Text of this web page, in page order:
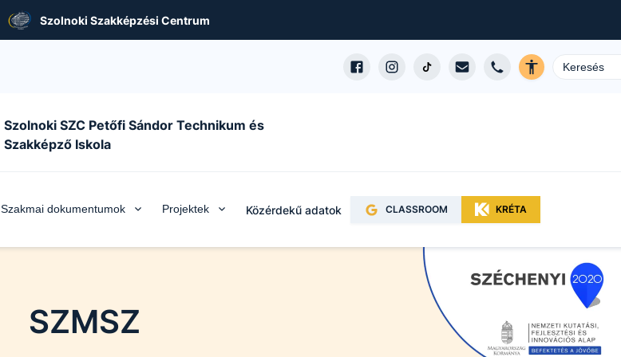
Szolnoki Szakképzési Centrum
Szolnoki SZC Petőfi Sándor Technikum és
Szakképző Iskola
Szakmai dokumentumok Projektek Közérdekű adatok CLASSROOM KRÉTA
SZMSZ